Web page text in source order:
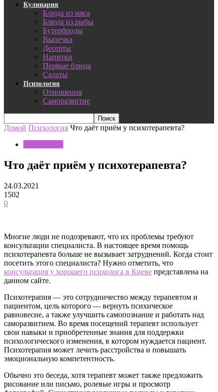
Кулинария
Блюда из мяса
Блюда из рыбы
Бутерброды
Выпечка
Десерты
Напитки
Первые блюда
Салаты
Психология
Отношения
Саморазвитие
Домой Психология Что даёт приём у психотерапевта?
Что даёт приём у психотерапевта?
24.03.2021
1502
0
Многие люди не подозревают, что их проблемы требуют
консультации специалиста. В настоящее время помощь
психотерапевта больше не вызывает затруднений. Когда стоит
посетить этого специалиста? Нужно отметить, что
консультация у хорошего психолога в Киеве представлена на
данном сайте.
Психотерапия — это сотрудничество между терапевтом и
пациентом, цель которого — вернуть психическое
равновесие, а также улучшить самопознание и работать над
саморазвитием. Во время посещений терапевт использует
свои навыки и приобретенные знания для поддержки
психологического изменения, в котором нуждается пациент.
Психотерапия может лечить расстройства и повышать
эмоциональную компетентность.
Обычно это беседа, хотя терапевт может также предложить
рисование или письмо, ролевые игры и просмотр